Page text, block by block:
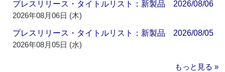
プレスリリース・タイトルリスト：新製品 2026/08/06
2026年08月06日 (木)
プレスリリース・タイトルリスト：新製品 2026/08/05
2026年08月05日 (水)
もっと見る »